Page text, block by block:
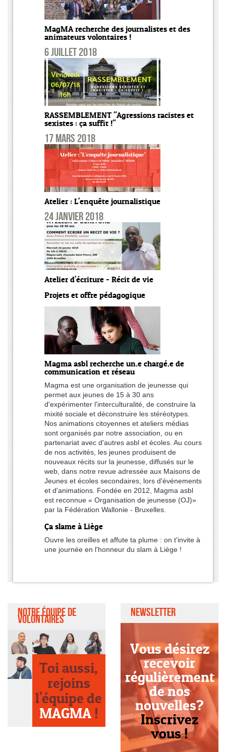
MagMA recherche des journalistes et des
animateurs volontaires !
6 juillet 2018
RASSEMBLEMENT "Agressions racistes et
sexistes : ça suffit !"
17 mars 2018
Atelier : L'enquête journalistique
24 janvier 2018
Atelier d'écriture - Récit de vie
Projets et offre pédagogique
Magma asbl recherche un.e chargé.e de
communication et réseau
Magma est une organisation de jeunesse qui
permet aux jeunes de 15 à 30 ans
d'expérimenter l'interculturalité, de construire la
mixité sociale et déconstruire les stéréotypes.
Nos animations citoyennes et ateliers médias
sont organisés par notre association, ou en
partenariat avec d'autres asbl et écoles. Au cours
de nos activités, les jeunes produisent de
nouveaux récits sur la jeunesse, diffusés sur le
web, dans notre revue adressée aux Maisons de
Jeunes et écoles secondaires, lors d'événements
et d'animations. Fondée en 2012, Magma asbl
est reconnue « Organisation de jeunesse (OJ)»
par la Fédération Wallonie - Bruxelles.
Ça slame à Liège
Ouvre les oreilles et affute ta plume : on t'invite à
une journée en l'honneur du slam à Liège !
Notre équipe de
volontaires
Toi aussi,
rejoins
l'équipe de
MAGMA !
Newsletter
Vous désirez
recevoir
régulièrement
de nos
nouvelles?
Inscrivez
vous !